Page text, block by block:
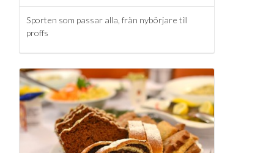
Sporten som passar alla, från nybörjare till
proffs